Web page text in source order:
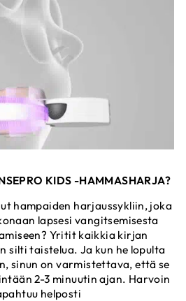
KIDS -HAMMASHARJA?
hampaiden harjaussykliin, joka
lapsesi vangitsemisesta
Yritit kaikkia kirjan
silti taistelua. Ja kun he lopulta
sinun on varmistettava, että se
2-3 minuutin ajan. Harvoin
helposti